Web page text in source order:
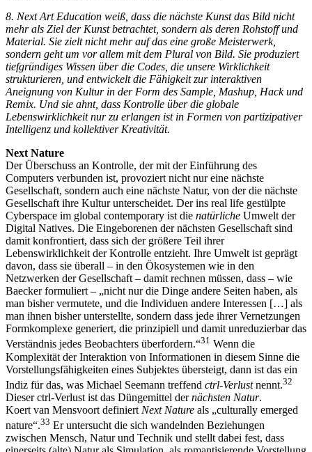
8. Next Art Education weiß, dass die nächste Kunst das Bild nicht
mehr als Ziel der Kunst betrachtet, sondern als deren Rohstoff und
Material. Sie zielt nicht mehr auf das eine große Meisterwerk,
sondern geht um vor allem mit dem Plural von Bild. Sie produziert
tiefgründiges Wissen über die Codes, die unsere Wirklichkeit
strukturieren, und entwickelt die Fähigkeit zur interaktiven
Aneignung von Kultur in der Form des Sample, Mashup, Hack und
Remix. Und sie ahnt, dass Kontrolle über die globale
Lebenswirklichkeit nur zu erlangen ist in Formen von partizipativer
Intelligenz und kollektiver Kreativität.
Next Nature
Der Überschuss an Kontrolle, der mit der Einführung des
Computers verbunden ist, provoziert nicht nur eine nächste
Gesellschaft, sondern auch eine nächste Natur, von der die nächste
Gesellschaft ihre Kultur unterscheidet. Der ins real life gestülpte
Cyberspace im global contemporary ist die natürliche Umwelt der
Digital Natives. Die Eingeborenen der nächsten Gesellschaft sind
damit konfrontiert, dass sich der größere Teil ihrer
Lebenswirklichkeit der Kontrolle entzieht. Ihre Umwelt ist geprägt
davon, dass sie überall – in den Ökosystemen wie in den
Netzwerken der Gesellschaft – damit rechnen müssen, dass – wie
Baecker formuliert – „nicht nur die Dinge andere Seiten haben, als
man bisher vermutete, und die Individuen andere Interessen […] als
man ihnen bisher unterstellte, sondern dass jede ihrer Vernetzungen
Formkomplexe generiert, die prinzipiell und damit unreduzierbar das
Verständnis jedes Beobachters überfordern.“31 Wenn die
Komplexität der Interaktion von Informationen in diesem Sinne die
Vorstellungsfähigkeiten eines Subjektes übersteigt, dann ist das ein
Indiz für das, was Michael Seemann treffend ctrl-Verlustnennt.32
Dieser ctrl-Verlust ist das Düngemittel dernächsten Natur.
Koert van Mensvoort definiert Next Nature als „culturally emerged
nature“.33 Er untersucht die sich wandelnden Beziehungen
zwischen Mensch, Natur und Technik und stellt dabei fest, dass